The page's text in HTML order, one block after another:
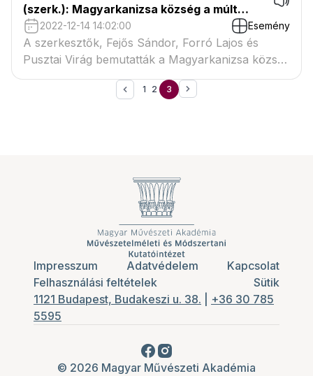
(szerk.): Magyarkanizsa község a múlt
század fotóin
2022-12-14 14:02:00 Esemény
A szerkesztők, Fejős Sándor, Forró Lajos és
Pusztai Virág bemutatták a Magyarkanizsa község
a múlt század fotóin című könyvet.
1 2 3
Impresszum Adatvédelem
Kapcsolat
Felhasználási feltételek
Sütik
1121 Budapest, Budakeszi u. 38.
+36 30 785
5595
© 2026 Magyar Művészeti Akadémia